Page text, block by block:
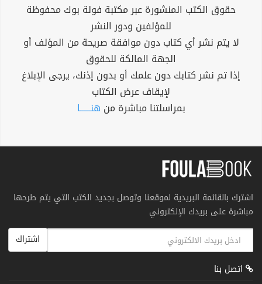
حقوق الكتب المنشورة عبر مكتبة فولة بوك محفوظة
للمؤلفين ودور النشر
لا يتم نشر أي كتاب دون موافقة صريحة من المؤلف أو
الجهة المالكة للحقوق
إذا تم نشر كتابك دون علمك أو بدون إذنك، يرجى الإبلاغ
لإيقاف عرض الكتاب
بمراسلتنا مباشرة من هنــــــا
اشترك بالقائمة البريدية لموقعنا وتوصل بجديد الكتب التي يتم طرحها
مباشرة على بريدك الإلكتروني
اشتراك
اتصل بنا